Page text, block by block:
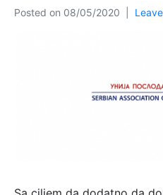
Posted on 08/05/2020